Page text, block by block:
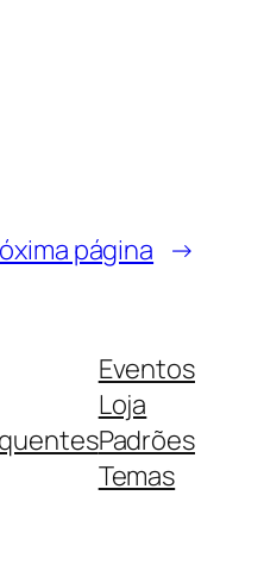
página →
Eventos
Loja
Padrões
Temas